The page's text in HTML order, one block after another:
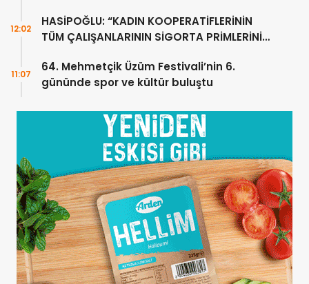
HASİPOĞLU: “KADIN KOOPERATİFLERİNİN
TÜM ÇALIŞANLARININ SİGORTA PRİMLERİNİ
12:02
64. Mehmetçik Üzüm Festivali’nin 6.
gününde spor ve kültür buluştu
11:07